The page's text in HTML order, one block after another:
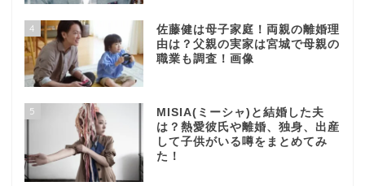
4
佐藤健は母子家庭！両親の離婚理
由は？父親の実家は宮城で母親の
職業も調査！画像
5
MISIA(ミーシャ)と結婚した夫
は？熱愛彼氏や離婚、独身、出産
して子供がいる噂をまとめてみ
た！